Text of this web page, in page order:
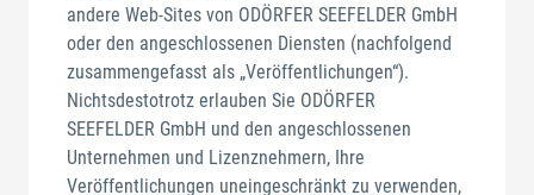
andere Web-Sites von ODÖRFER SEEFELDER GmbH
oder den angeschlossenen Diensten (nachfolgend
zusammengefasst als „Veröffentlichungen“).
Nichtsdestotrotz erlauben Sie ODÖRFER
SEEFELDER GmbH und den angeschlossenen
Unternehmen und Lizenznehmern, Ihre
Veröffentlichungen uneingeschränkt zu verwenden,